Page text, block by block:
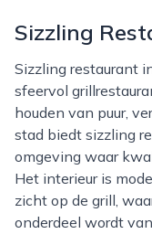
Sizzling
Sizzling restaurant in eindhoven is een eigentijds en
sfeervol
houden van puur,
stad biedt sizzling
omgeving waar
Het interieur is
zicht op de grill,
onderdeel wordt